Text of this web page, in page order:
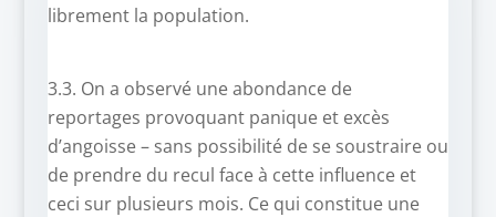
librement la population.
3.3. On a observé une abondance de
reportages provoquant panique et excès
d’angoisse – sans possibilité de se soustraire ou
de prendre du recul face à cette influence et
ceci sur plusieurs mois. Ce qui constitue une